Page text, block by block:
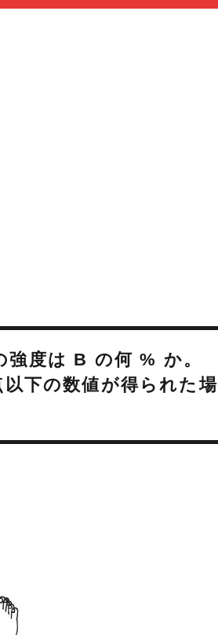
強度は B の何 % か
下の数値が得られた